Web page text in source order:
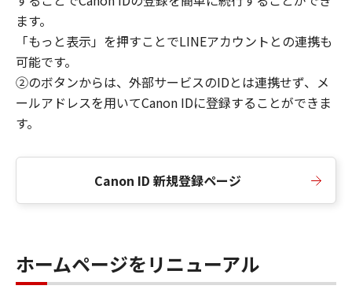
ます。
「もっと表示」を押すことでLINEアカウントとの連携も
可能です。
②のボタンからは、外部サービスのIDとは連携せず、メ
ールアドレスを用いてCanon IDに登録することができま
す。
Canon ID 新規登録ページ
ホームページをリニューアル